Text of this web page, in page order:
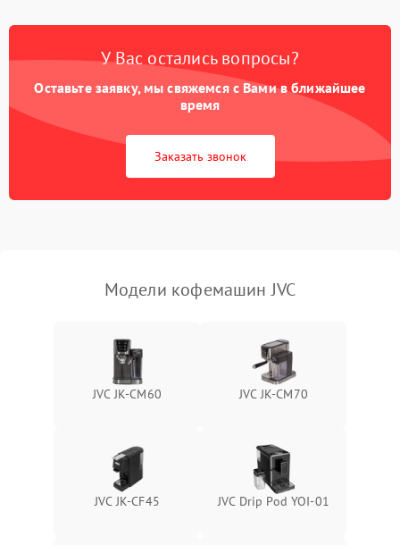
Постоянные сбои в работе 1500 ₽ Подробнее →
У Вас остались вопросы?
Оставьте заявку, мы свяжемся с Вами в ближайшее
время
Заказать звонок
Модели кофемашин JVC
JVC JK-CM60 JVC JK-CM70
JVC JK-CF45 JVC Drip Pod YOI-01